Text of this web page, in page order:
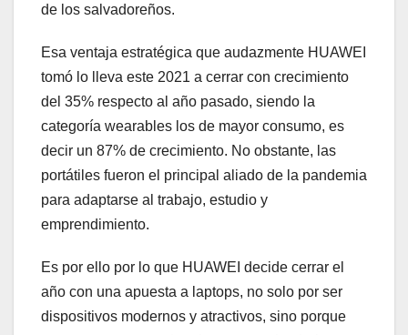
de los salvadoreños.
Esa ventaja estratégica que audazmente HUAWEI
tomó lo lleva este 2021 a cerrar con crecimiento
del 35% respecto al año pasado, siendo la
categoría wearables los de mayor consumo, es
decir un 87% de crecimiento. No obstante, las
portátiles fueron el principal aliado de la pandemia
para adaptarse al trabajo, estudio y
emprendimiento.
Es por ello por lo que HUAWEI decide cerrar el
año con una apuesta a laptops, no solo por ser
dispositivos modernos y atractivos, sino porque